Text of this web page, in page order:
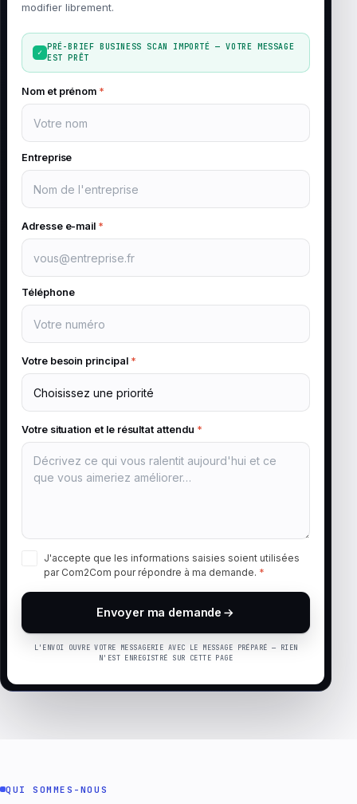
modifier librement.
PRÉ-BRIEF BUSINESS SCAN IMPORTÉ — VOTRE MESSAGE
EST PRÊT
Nom et prénom *
Entreprise
Adresse e-mail *
Téléphone
Votre besoin principal *
Votre situation et le résultat attendu *
J'accepte que les informations saisies soient utilisées
par Com2Com pour répondre à ma demande. *
Envoyer ma demande
L'ENVOI OUVRE VOTRE MESSAGERIE AVEC LE MESSAGE PRÉPARÉ — RIEN
N'EST ENREGISTRÉ SUR CETTE PAGE
QUI SOMMES-NOUS